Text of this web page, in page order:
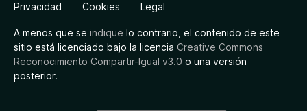
Privacidad Cookies Legal
A menos que se indique lo contrario, el contenido de este
sitio está licenciado bajo la licencia Creative Commons
Reconocimiento Compartir-Igual v3.0 o una versión
posterior.